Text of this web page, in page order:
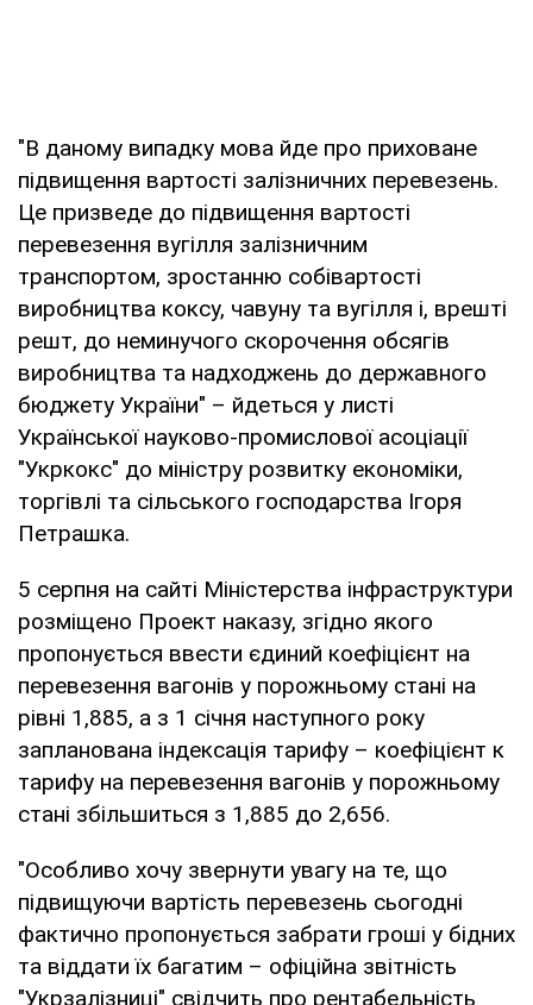
"В даному випадку мова йде про приховане
підвищення вартості залізничних перевезень.
Це призведе до підвищення вартості
перевезення вугілля залізничним
транспортом, зростанню собівартості
виробництва коксу, чавуну та вугілля і, врешті
решт, до неминучого скорочення обсягів
виробництва та надходжень до державного
бюджету України" – йдеться у листі
Української науково-промислової асоціації
"Укркокс" до міністру розвитку економіки,
торгівлі та сільського господарства Ігоря
Петрашка.
5 серпня на сайті Міністерства інфраструктури
розміщено Проект наказу, згідно якого
пропонується ввести єдиний коефіцієнт на
перевезення вагонів у порожньому стані на
рівні 1,885, а з 1 січня наступного року
запланована індексація тарифу – коефіцієнт к
тарифу на перевезення вагонів у порожньому
стані збільшиться з 1,885 до 2,656.
"Особливо хочу звернути увагу на те, що
підвищуючи вартість перевезень сьогодні
фактично пропонується забрати гроші у бідних
та віддати їх багатим – офіційна звітність
"Укрзалізниці" свідчить про рентабельність